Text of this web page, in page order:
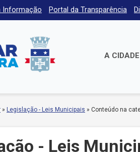
Informação Portal da Transparência
A CIDADE
» Legislação - Leis Municipais » Conteúdo na
- Leis